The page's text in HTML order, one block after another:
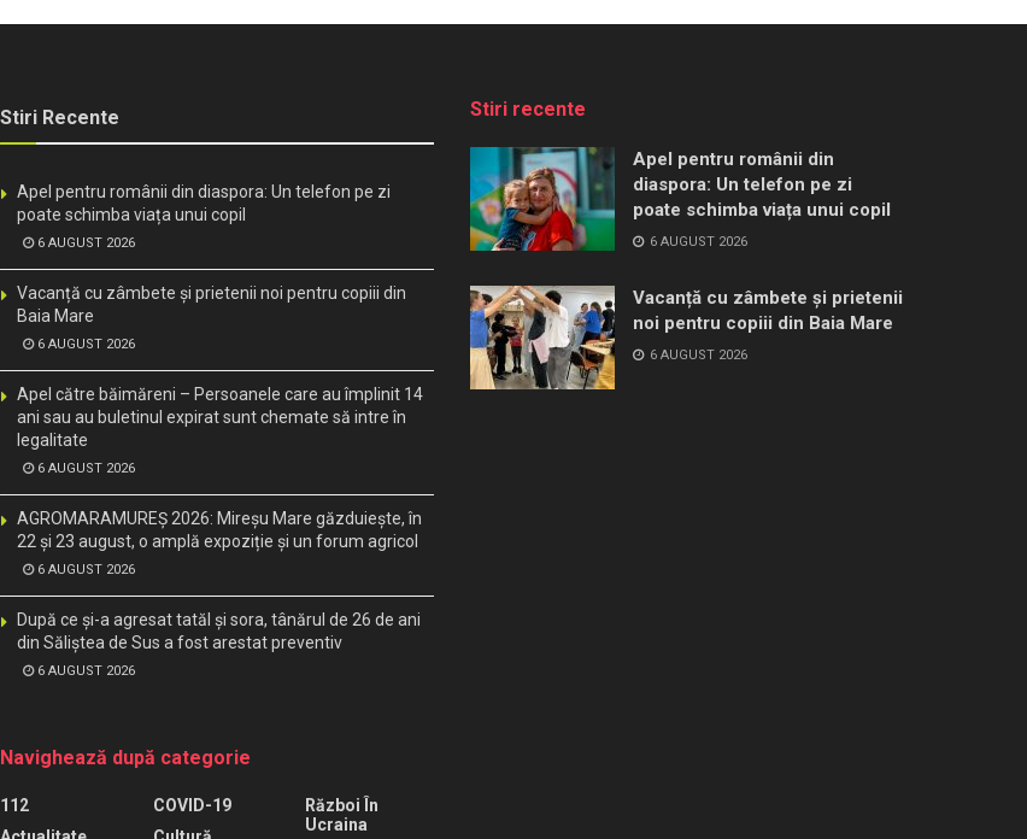
Stiri Recente
Apel pentru românii din diaspora: Un telefon pe zi
poate schimba viața unui copil
6 AUGUST 2026
Vacanță cu zâmbete și prietenii noi pentru copiii din
Baia Mare
6 AUGUST 2026
Apel către băimăreni – Persoanele care au împlinit 14
ani sau au buletinul expirat sunt chemate să intre în
legalitate
6 AUGUST 2026
AGROMARAMUREȘ 2026: Mireșu Mare găzduiește, în
22 și 23 august, o amplă expoziție și un forum agricol
6 AUGUST 2026
După ce și-a agresat tatăl și sora, tânărul de 26 de ani
din Săliștea de Sus a fost arestat preventiv
6 AUGUST 2026
Navighează după categorie
112
COVID-19
Război În
Ucraina
Stiri recente
Apel pentru românii din
diaspora: Un telefon pe zi
poate schimba viața unui copil
6 AUGUST 2026
Vacanță cu zâmbete și prietenii
noi pentru copiii din Baia Mare
6 AUGUST 2026